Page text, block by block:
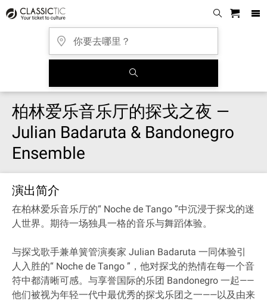
柏林爱乐音乐厅的探戈之夜 —
Julian Badaruta & Bandonegro
Ensemble
演出简介
在柏林爱乐音乐厅的“ Noche de Tango ”中沉浸于探戈的迷
人世界。期待一场独具一格的音乐与舞蹈体验。
与探戈歌手兼单簧管演奏家 Julian Badaruta 一同体验引
人入胜的“ Noche de Tango ”，他对探戈的热情在每一个音
符中都清晰可感。与享誉国际的乐团 Bandonegro 一起——
他们被视为年轻一代中最优秀的探戈乐团之一——以及由来